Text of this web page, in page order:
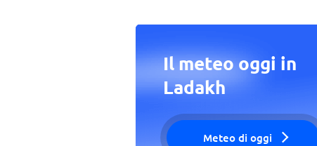
Il meteo oggi in
Ladakh
Meteo di oggi